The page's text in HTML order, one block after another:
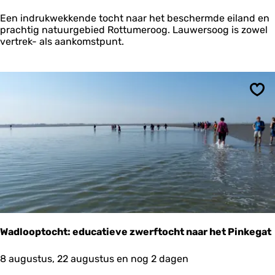
j
k
d
l
o
n
R
t
t
u
m
e
r
o
o
Een indrukwekkende tocht naar het beschermde eiland en
prachtig natuurgebied Rottumeroog. Lauwersoog is zowel
vertrek- als aankomstpunt.
Wadlooptocht: educatieve zwerftocht naar het Pinkegat
W
8 augustus, 22 augustus en nog 2 dagen